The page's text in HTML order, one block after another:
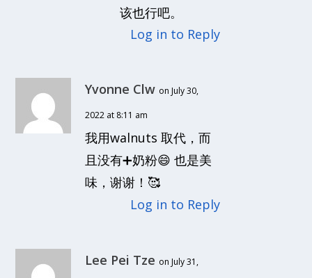
该也行吧。
Log in to Reply
Yvonne Clw on July 30,
2022 at 8:11 am
我用walnuts 取代，而
且没有➕奶粉😄 也是美
味，谢谢！🥰
Log in to Reply
Lee Pei Tze on July 31,